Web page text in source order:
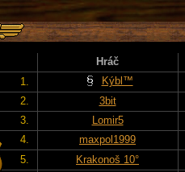
Hráč
1.
Kýbl™
2.
3bit
3.
Lomir5
4.
maxpol1999
5.
Krakonoš 10°